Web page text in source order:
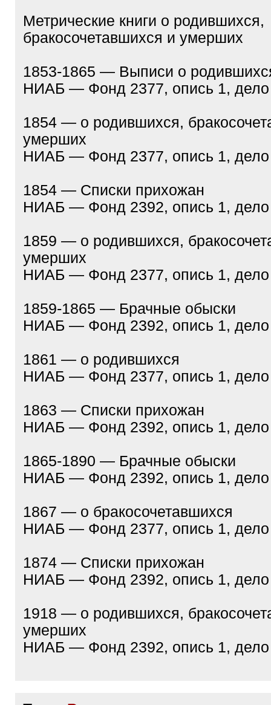
Метрические книги о родившихся,
бракосочетавшихся и умерших
1853-1865 — Выписи о
НИАБ — Фонд 2377, опись 1,
1854 — о родившихся,
умерших
НИАБ — Фонд 2377, опись 1,
1854 — Списки прихожан
НИАБ — Фонд 2392, опись 1,
1859 — о родившихся,
умерших
НИАБ — Фонд 2377, опись 1,
1859-1865 — Брачные обыски
НИАБ — Фонд 2392, опись 1,
1861 — о родившихся
НИАБ — Фонд 2377, опись 1,
1863 — Списки прихожан
НИАБ — Фонд 2392, опись 1,
1865-1890 — Брачные обыски
НИАБ — Фонд 2392, опись 1,
1867 — о бракосочетавшихся
НИАБ — Фонд 2377, опись 1,
1874 — Списки прихожан
НИАБ — Фонд 2392, опись 1,
1918 — о родившихся,
умерших
НИАБ — Фонд 2392, опись 1,